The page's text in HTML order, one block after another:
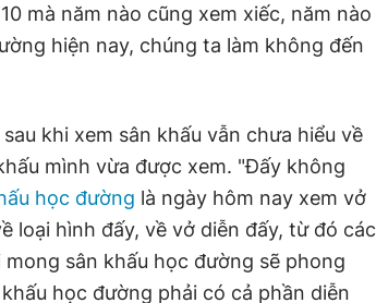
mà năm nào cũng xem xiếc, năm nào
hiện nay, chúng ta làm không đến
khi xem sân khấu vẫn chưa hiểu về
mình vừa được xem. "Đấy không
học đường là ngày hôm nay xem vở
loại hình đấy, về vở diễn đấy, từ đó các
sân khấu học đường sẽ phong
học đường phải có cả phần diễn